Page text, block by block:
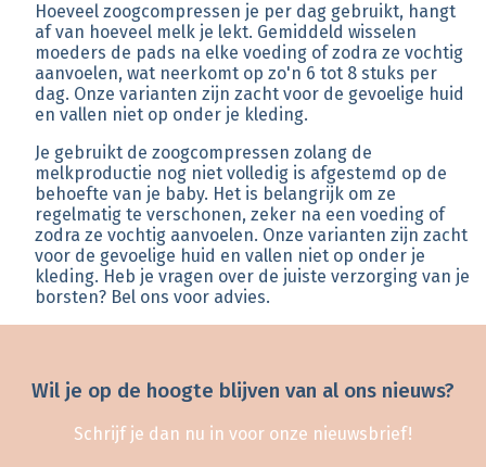
Hoeveel zoogcompressen je per dag gebruikt, hangt
af van hoeveel melk je lekt. Gemiddeld wisselen
moeders de pads na elke voeding of zodra ze vochtig
aanvoelen, wat neerkomt op zo'n 6 tot 8 stuks per
dag. Onze varianten zijn zacht voor de gevoelige huid
en vallen niet op onder je kleding.
Je gebruikt de zoogcompressen zolang de
melkproductie nog niet volledig is afgestemd op de
behoefte van je baby. Het is belangrijk om ze
regelmatig te verschonen, zeker na een voeding of
zodra ze vochtig aanvoelen. Onze varianten zijn zacht
voor de gevoelige huid en vallen niet op onder je
kleding. Heb je vragen over de juiste verzorging van je
borsten? Bel ons voor advies.
Wil je op de hoogte blijven van al ons nieuws?
Schrijf je dan nu in voor onze nieuwsbrief!